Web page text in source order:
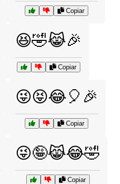
Copiar
😆🤣😹🎉
Copiar
😜😝😂🎈🎉
Copiar
😜🤪😹😂🤣
Copiar